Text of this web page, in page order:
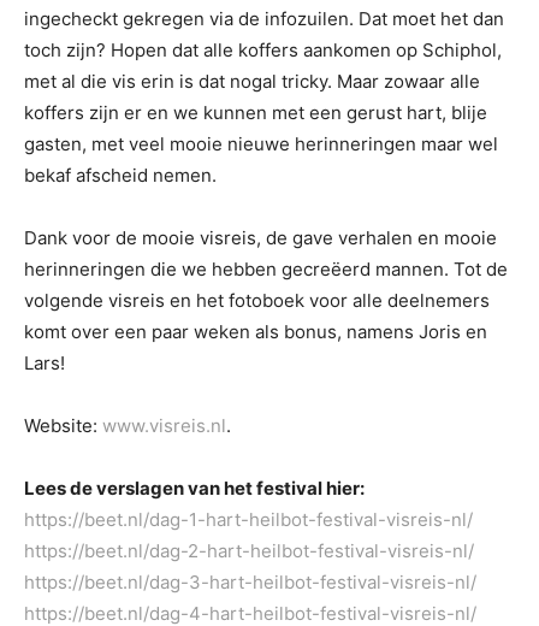
ingecheckt gekregen via de infozuilen. Dat moet het dan
toch zijn? Hopen dat alle koffers aankomen op Schiphol,
met al die vis erin is dat nogal tricky. Maar zowaar alle
koffers zijn er en we kunnen met een gerust hart, blije
gasten, met veel mooie nieuwe herinneringen maar wel
bekaf afscheid nemen.
Dank voor de mooie visreis, de gave verhalen en mooie
herinneringen die we hebben gecreëerd mannen. Tot de
volgende visreis en het fotoboek voor alle deelnemers
komt over een paar weken als bonus, namens Joris en
Lars!
Website: www.visreis.nl.
Lees de verslagen van het festival hier:
https://beet.nl/dag-1-hart-heilbot-festival-visreis-nl/
https://beet.nl/dag-2-hart-heilbot-festival-visreis-nl/
https://beet.nl/dag-3-hart-heilbot-festival-visreis-nl/
https://beet.nl/dag-4-hart-heilbot-festival-visreis-nl/